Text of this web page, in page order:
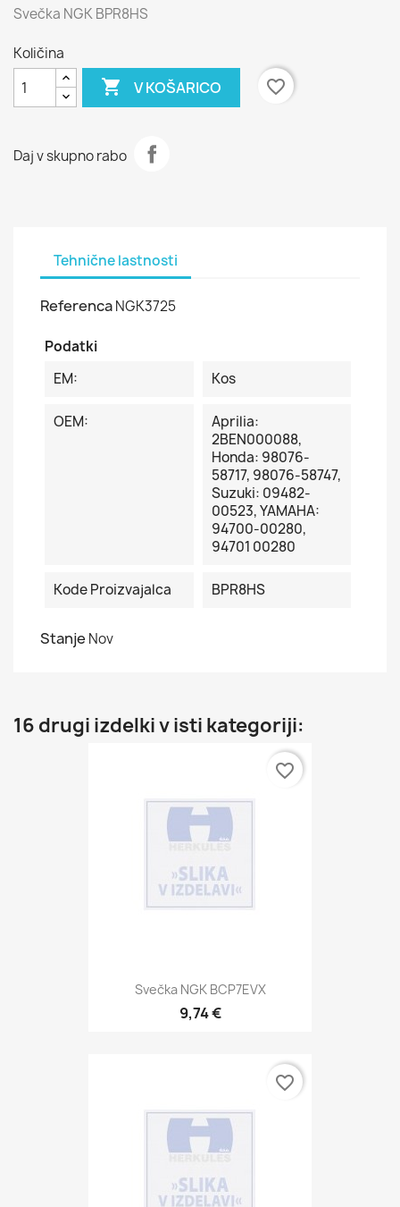
Svečka NGK BPR8HS
Količina
 V KOŠARICO favorite_border
Daj v skupno rabo
Tehnične lastnosti
ReferencaNGK3725
Podatki
EM:
Kos
OEM:
Aprilia:
2BEN000088,
Honda: 98076-
58717, 98076-58747,
Suzuki: 09482-
00523, YAMAHA:
94700-00280,
94701 00280
Kode Proizvajalca BPR8HS
Stanje Nov
16 drugi izdelki v isti kategoriji:
Svečka NGK BCP7EVX
9,74 €
favorite_border
favorite_border